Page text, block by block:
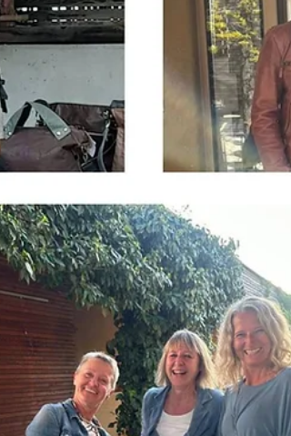
Woche always be you♥ Tin-G Hier geht`s zu
den PopUp